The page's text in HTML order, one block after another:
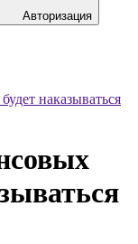
Авторизация
наказываться